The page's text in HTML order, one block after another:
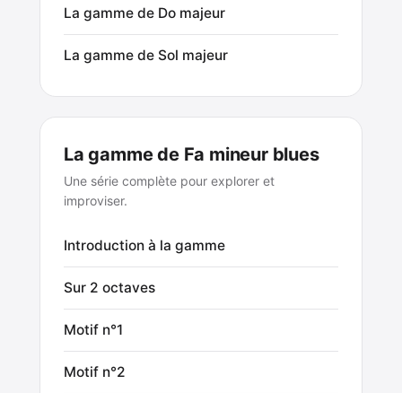
La gamme de Do majeur
La gamme de Sol majeur
La gamme de Fa mineur blues
Une série complète pour explorer et
improviser.
Introduction à la gamme
Sur 2 octaves
Motif n°1
Motif n°2